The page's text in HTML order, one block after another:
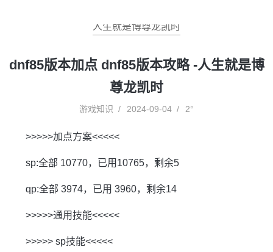
人生就是博尊龙凯时
dnf85版本加点 dnf85版本攻略 -人生就是博
尊龙凯时
游戏知识 2024-09-04 2°
>>>>>加点方案<<<<<
sp:全部 10770，已用10765，剩余5
qp:全部 3974，已用 3960，剩余14
>>>>>通用技能<<<<<
>>>>> sp技能<<<<<